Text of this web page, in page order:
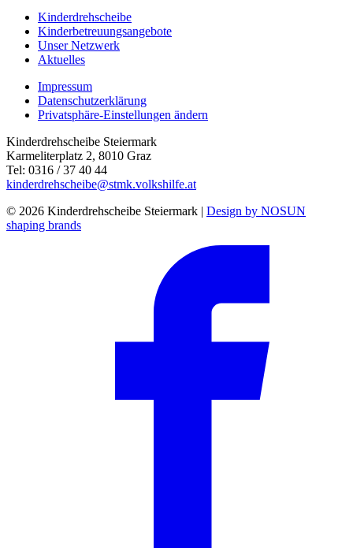
Kinderdrehscheibe
Kinderbetreuungs­angebote
Unser Netzwerk
Aktuelles
Impressum
Datenschutzerklärung
Privatsphäre-Einstellungen ändern
Kinderdrehscheibe Steiermark
Karmeliterplatz 2, 8010 Graz
Tel: 0316 / 37 40 44
kinderdrehscheibe@stmk.volkshilfe.at
© 2026 Kinderdrehscheibe Steiermark | Design by NOSUN
shaping brands